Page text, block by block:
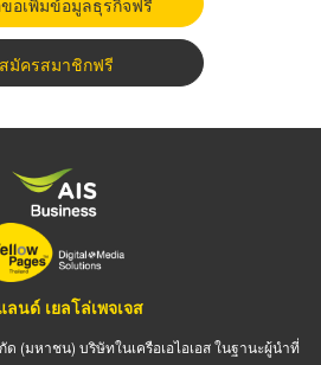
อเพิ่มข้อมูลธุรกิจฟรี
สมัครสมาชิกฟรี
ลนด์ เยลโล่เพจเจส
ด (มหาชน) บริษัทในเครือเอไอเอส ในฐานะผู้นำที่